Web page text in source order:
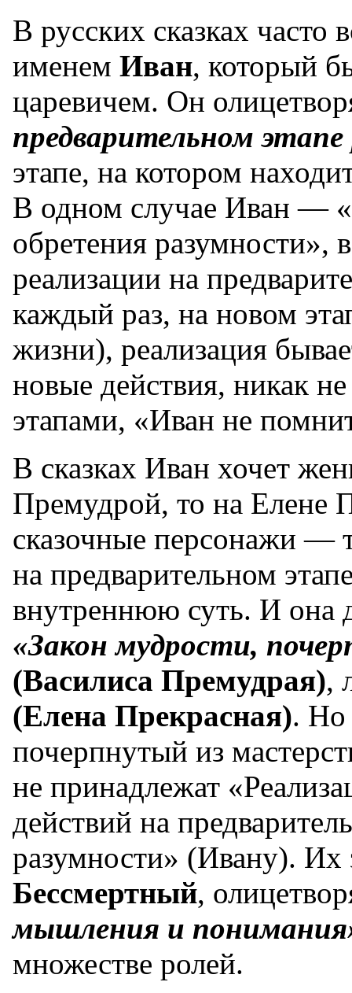
В русских сказках часто
именем Иван, который
царевичем. Он
предварительном
этапе, на котором
В одном случае Иван —
обретения разумности»,
реализации на
каждый раз, на новом
жизни), реализация
новые действия, никак
этапами, «Иван не
В сказках Иван хочет
Премудрой, то на Елене
сказочные персонажи —
на предварительном
внутреннюю суть. И она
«Закон мудрости,
(Василиса Премудрая),
(Елена Прекрасная). Но
почерпнутый из
не принадлежат
действий на
разумности» (Ивану). Их
Бессмертный,
мышления и
множестве ролей.